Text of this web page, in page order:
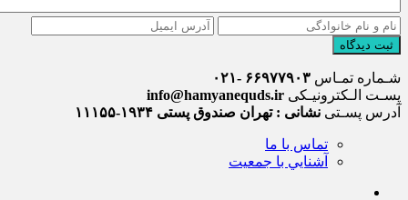
ثبت دیدگاه
شـماره تمـاس ۶۶۹۷۷۹۰۳ -۰۲۱
پسـت الـکترونیـکی info@hamyanequds.ir
آدرس پسـتی نشانی : تهران صندوق پستی ۱۹۳۴-۱۱۱۵۵
تماس با ما
آشنايي با جمعيت